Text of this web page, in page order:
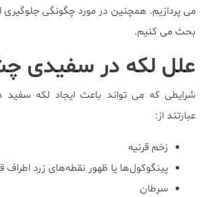
می پردازیم. همچنین در مورد چگونگی جلوگیری
بحث می کنیم.
علل لکه در سفیدی
شرایطی که می تواند باعث ایجاد لکه
عبارتند از:
زخم قرنیه
پینگوکول‌ها یا ظهور نقطه‌های زرد اطراف
سرطان